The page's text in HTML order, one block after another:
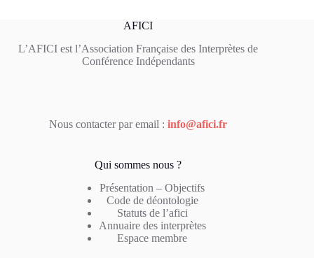
AFICI
L’AFICI est l’Association Française des Interprètes de
Conférence Indépendants
Nous contacter par email :info@afici.fr
Qui sommes nous ?
Présentation – Objectifs
Code de déontologie
Statuts de l’afici
Annuaire des interprètes
Espace membre